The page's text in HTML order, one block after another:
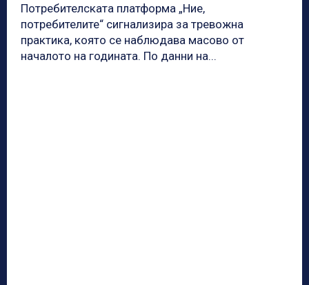
Потребителската платформа „Ние,
потребителите“ сигнализира за тревожна
практика, която се наблюдава масово от
началото на годината. По данни на...